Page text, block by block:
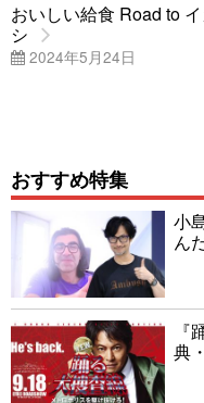
おいしい給食 Road to
シ
2024年5月24日
おすすめ特集
小
ん
典